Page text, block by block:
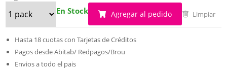
En Stock Agregar al pedido Limpiar
Hasta 18 cuotas con Tarjetas de Créditos
Pagos desde Abitab/ Redpagos/Brou
Envios a todo el pais